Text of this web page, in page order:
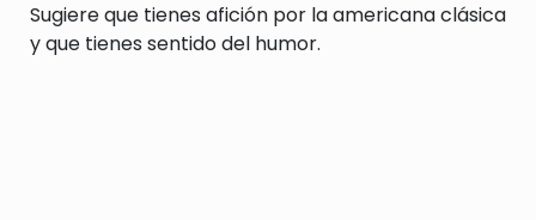
Sugiere que tienes afición por la americana clásica
y que tienes sentido del humor.